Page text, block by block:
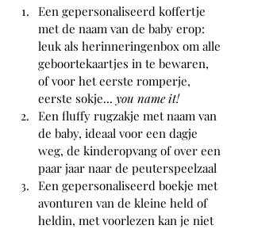
Een gepersonaliseerd koffertje
met de naam van de baby erop:
leuk als herinneringenbox om alle
geboortekaartjes in te bewaren,
of voor het eerste romperje,
eerste sokje... you name it!
Een fluffy rugzakje met naam van
de baby, ideaal voor een dagje
weg, de kinderopvang of over een
paar jaar naar de peuterspeelzaal
Een gepersonaliseerd boekje met
avonturen van de kleine held of
heldin, met voorlezen kan je niet